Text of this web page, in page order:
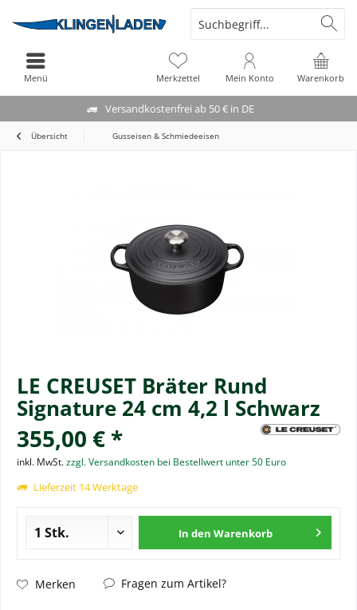
Versandkostenfrei ab 50 € in DE
Warenkorb
Merkzettel Mein Konto
Menü
Übersicht Gusseisen & Schmiedeeisen
LE CREUSET Bräter Rund
Signature 24 cm 4,2 l Schwarz
355,00 € *
inkl. MwSt.zzgl. Versandkosten bei Bestellwert unter 50 Euro
Lieferzeit 14 Werktage
In den Warenkorb
Merken Fragen zum Artikel?